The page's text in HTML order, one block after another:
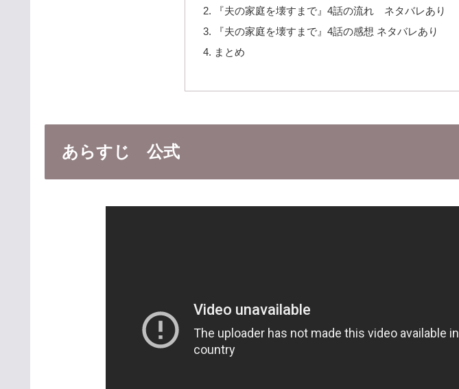
『夫の家庭を壊すまで』4話の流れ ネタバレあり
『夫の家庭を壊すまで』4話の感想 ネタバレあり
まとめ
あらすじ 公式